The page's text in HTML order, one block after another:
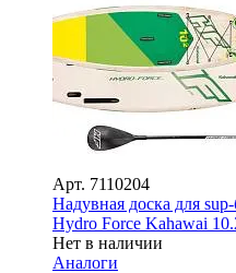
Арт. 7110204
Надувная доска для
Hydro Force Kahawai
Нет в наличии
Аналоги